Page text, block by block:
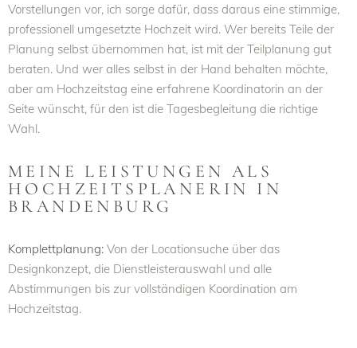
Vorstellungen vor, ich sorge dafür, dass daraus eine stimmige,
professionell umgesetzte Hochzeit wird. Wer bereits Teile der
Planung selbst übernommen hat, ist mit der Teilplanung gut
beraten. Und wer alles selbst in der Hand behalten möchte,
aber am Hochzeitstag eine erfahrene Koordinatorin an der
Seite wünscht, für den ist die Tagesbegleitung die richtige
Wahl.
MEINE LEISTUNGEN ALS
HOCHZEITSPLANERIN IN
BRANDENBURG
Komplettplanung: Von der Locationsuche über das
Designkonzept, die Dienstleisterauswahl und alle
Abstimmungen bis zur vollständigen Koordination am
Hochzeitstag.